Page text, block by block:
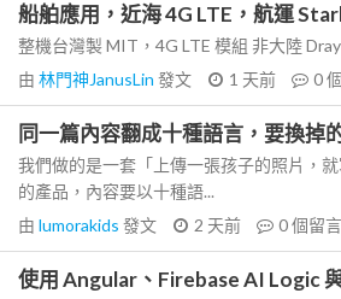
船舶應用，近海 4G LTE，航運
整機台灣製 MIT，4G LTE 模組 非大陸
由 林門神JanusLin 發文 1 天前 0
同一篇內容翻成十種語言，要換掉
我們做的是一套「上傳一張孩子的照片，就
的產品，內容要以十種語...
由 lumorakids 發文 2 天前 0個留言
使用 Angular、Firebase AI Logic